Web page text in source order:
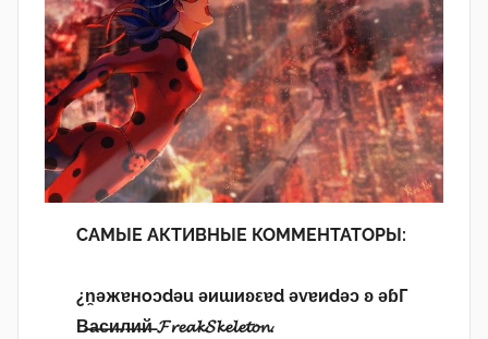
САМЫЕ АКТИВНЫЕ КОММЕНТАТОРЫ:
¿n̯ǝжɐноɔdǝu ǝиɯиʚεɐd ǝvɐиdǝɔ ʚ ǝɓГ
В̶а̶с̶и̶л̶и̶й̶ 𝓕𝓻𝓮𝓪𝓴𝓢𝓴𝓮𝓵𝓮𝓽𝓸𝓷.